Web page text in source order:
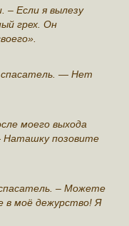
– Если я вылезу
грех. Он
— Нет
мoего выхoда
Наташку позовите
– Можете
в моё дежурство! Я